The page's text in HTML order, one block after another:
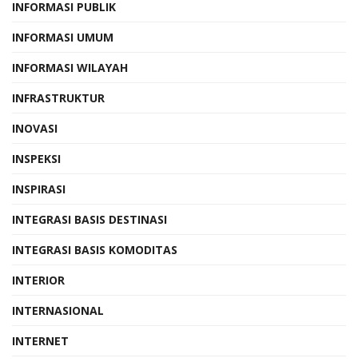
INFORMASI PUBLIK
INFORMASI UMUM
INFORMASI WILAYAH
INFRASTRUKTUR
INOVASI
INSPEKSI
INSPIRASI
INTEGRASI BASIS DESTINASI
INTEGRASI BASIS KOMODITAS
INTERIOR
INTERNASIONAL
INTERNET